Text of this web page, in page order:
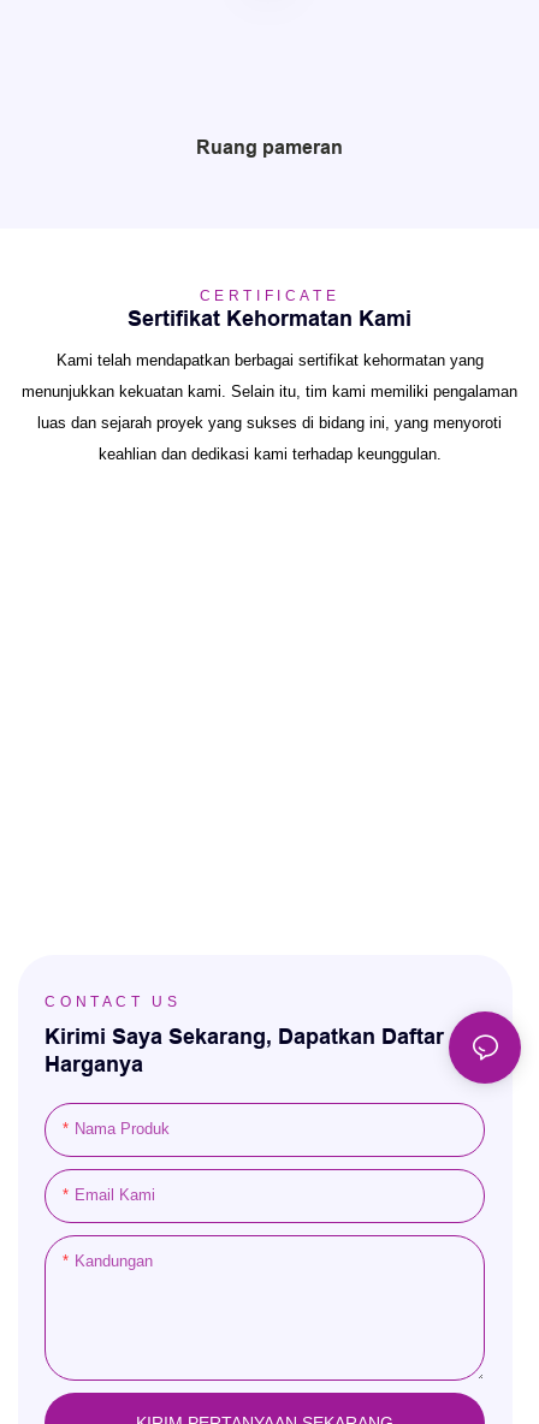
Ruang pameran
CERTIFICATE
Sertifikat Kehormatan Kami
Kami telah mendapatkan berbagai sertifikat kehormatan yang
menunjukkan kekuatan kami. Selain itu, tim kami memiliki pengalaman
luas dan sejarah proyek yang sukses di bidang ini, yang menyoroti
keahlian dan dedikasi kami terhadap keunggulan.
CONTACT US
Kirimi Saya Sekarang, Dapatkan Daftar
Harganya
Nama Produk
Email Kami
Kandungan